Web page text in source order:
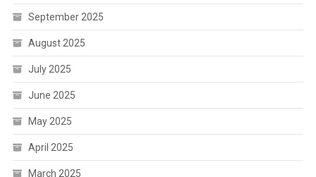
September 2025
August 2025
July 2025
June 2025
May 2025
April 2025
March 2025